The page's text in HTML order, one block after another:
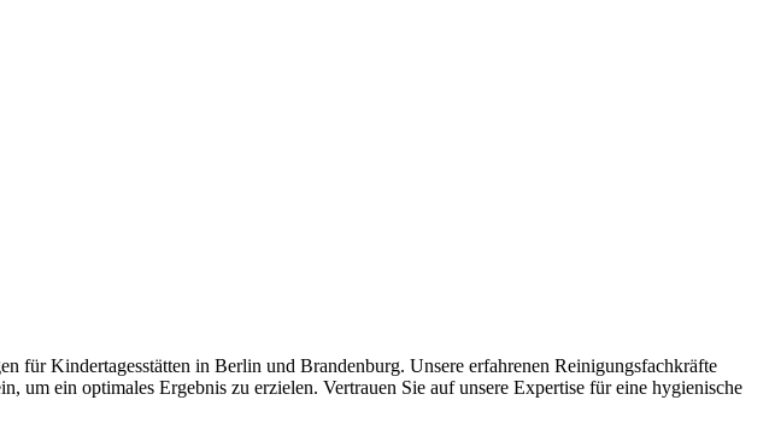
für Kindertagesstätten in Berlin und Brandenburg. Unsere erfahrenen Reinigungsfachkräfte
um ein optimales Ergebnis zu erzielen. Vertrauen Sie auf unsere Expertise für eine hygienische